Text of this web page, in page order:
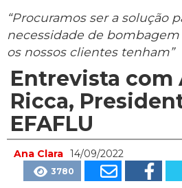
“Procuramos ser a solução
necessidade de
os nossos clientes tenham”
Entrevista com
Ricca,
EFAFLU
Ana Clara 14/09/2022
3780